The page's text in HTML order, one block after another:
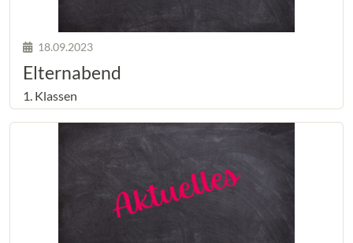
18.09.2023
Elternabend
1. Klassen